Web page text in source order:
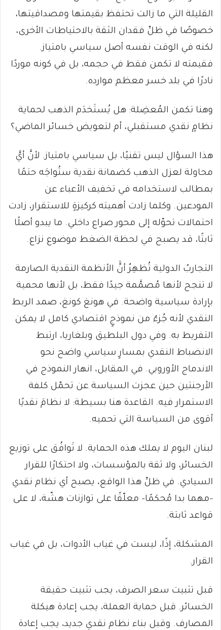
القليلة التي ما زالت تحتفظ بقيمتها ومصداقيتها،
خصوصًا في ظلِّ فقدان الثقة بالاحتياطات الأخرى،
لكنه في الوقت نفسه أصل سياسي بامتياز.
فقيمته لا تكمن فقط في حجمه، بل في كونه موردًا
نادرًا في بلد خسر معظم موارده.
وهنا تكمن المُعضِلة: هل يُستَخدَم الذهب لحماية
نظامٍ نقدي مستقبلي، أم لتعويض خسائر الماضي؟
هذا السؤال ليس تقنيًا، بل سياسي بامتياز. لأنَّ أيَّ
محاولة لعزل الذهب كضمانة نقدية ستُواجَه حتمًا
بمطالب لاستخدامه في تخفيف الأعباء عن
المودعين. وكلما زادت أهميته كركيزةٍ للاستقرار، زادت
احتمالات تحوّله إلى محور صراع داخلي. ما يبدو أصلًا
ثابتًا، قد يصبح في لحظة الضغط موضوع نزاع.
التجاربُ الدولية تُظهِرُ أنََّ الأنظمة النقدية الصارمة
لا تنجح لأنها مُصمَّمة جيدًا فقط، بل لأنها محمية
بإرادة سياسية واضحة. في هونغ كونغ، صمد الربط
النقدي لأنه جُزءٌ من نموذجٍ اقتصادي كامل لا يمكن
التفريط به. وفي دول البلطيق وبلغاريا، ارتبط
الانضباط النقدي بمسارٍ سياسي واضح نحو
الاندماج الأوروبي. في المقابل، انهار النموذج في
الأرجنتين حين عجزت السياسة عن تحمّل كلفة
الاستمرار فيه. القاعدة هنا بسيطة: لا نظامَ نقديًا
أقوى من السياسة التي تحميه.
لبنان اليوم لا يملك هذه الحماية. لا تَوافُق على توزيع
الخسائر، ولا ثقة بالمؤسسات، ولا احتكارًا للقرار
السيادي. في ظلِّ هذا الواقع، يصبح أي نظام نقدي
-مهما بدا مُحكمًا- معلّقًا على توازنات هشّة، لا على
قواعد ثابتة.
المشكلة، إذًا، ليست في غياب الأدوات، بل في غياب
القرار.
قبل تثبيت سعر الصرف، يجب تثبيت حقيقة
الخسائر. قبل حماية العملة، يجب إعادة هيكلة
المصارف. وقبل بناء نظام نقدي جديد، يجب إعادة